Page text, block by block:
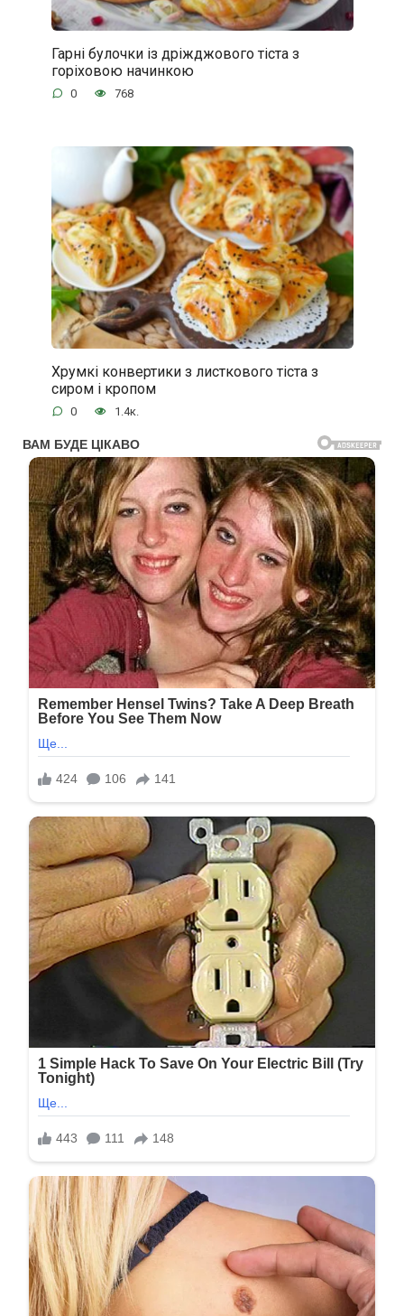
Гарні булочки із дріжджового тіста з
горіховою начинкою
0 768
Хрумкі конвертики з листкового тіста з
сиром і кропом
0 1.4к.